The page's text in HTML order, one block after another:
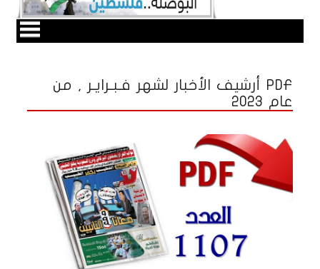
PDF أرشيف الأخبار لشهر فـبـرايـر , من
عام 2023